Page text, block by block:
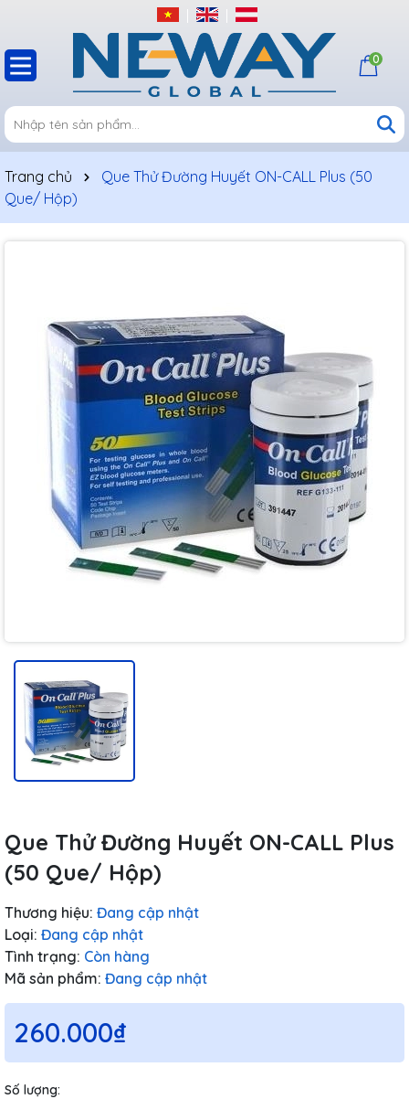
0
Trang chủ
Que Thử Đường Huyết ON-CALL Plus (50
Que/ Hộp)
Que Thử Đường Huyết ON-CALL Plus
(50 Que/ Hộp)
Thương hiệu: Đang cập nhật
Loại: Đang cập nhật
Tình trạng: Còn hàng
Mã sản phẩm: Đang cập nhật
260.000₫
Số lượng: